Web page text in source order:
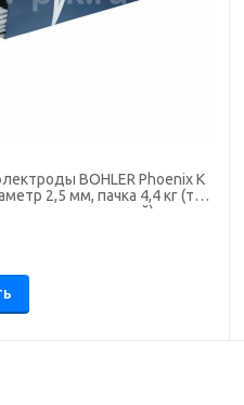
BOHLER Phoenix K
2,5 мм, пачка 4,4 кг (тип
ток. основной)